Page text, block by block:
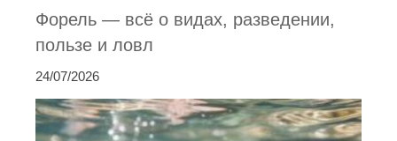
Форель — всё о видах, разведении,
пользе и ловл
24/07/2026